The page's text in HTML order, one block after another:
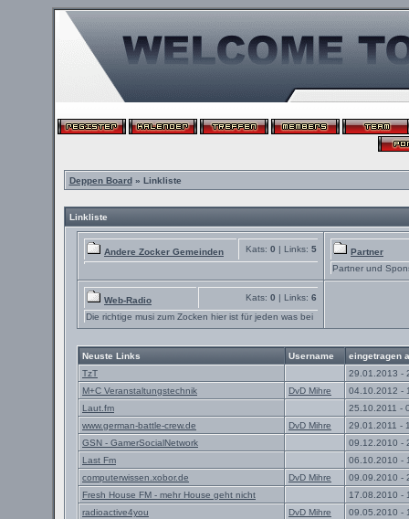
Deppen Board» Linkliste
Linkliste
Andere Zocker Gemeinden Kats: 0 | Links: 5
Partner
Partner und
Web-Radio Kats: 0 | Links: 6
Die richtige musi zum Zocken hier ist für jeden was bei
Neuste Links Username
eingetragen
TzT
29.01.2013 -
M+C Veranstaltungstechnik
DvD Mihre
04.10.2012 -
Laut.fm
25.10.2011 -
www.german-battle-crew.de
DvD Mihre
29.01.2011 -
GSN - GamerSocialNetwork
09.12.2010 -
Last Fm
06.10.2010 -
computerwissen.xobor.de
DvD Mihre
09.09.2010 -
Fresh House FM - mehr House geht nicht
17.08.2010 -
radioactive4you
DvD Mihre
09.05.2010 -